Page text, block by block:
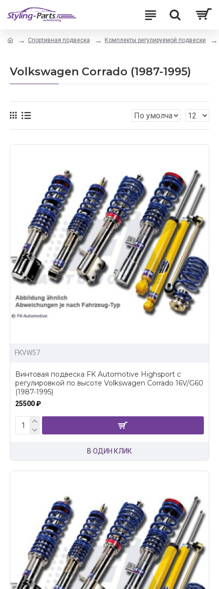
Спортивная подвеска Комплекты регулируемой подвески
Volkswagen Corrado (1987-1995)
FKVW57
Винтовая подвеска FK Automotive Highsport c
регулировкой по высоте Volkswagen Corrado 16V/G60
(1987-1995)
25500 ₽
В ОДИН КЛИК